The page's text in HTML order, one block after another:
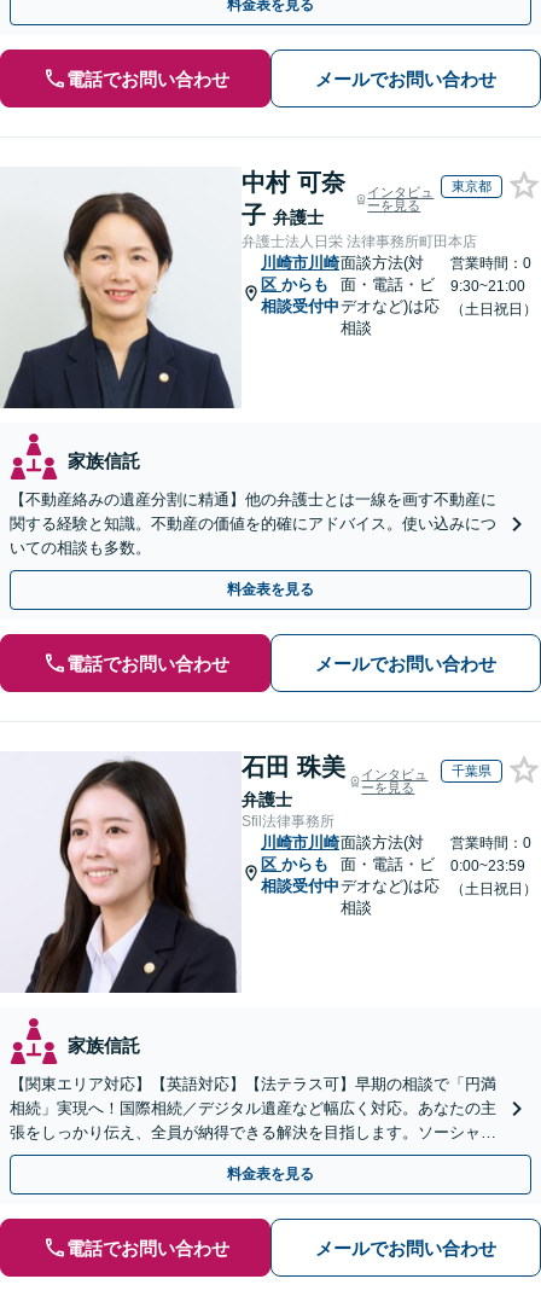
料金表を見る
電話でお問い合わせ メールでお問い合わせ
中村 可奈
子 弁護士
インタビュ
ーを見る
東京都
弁護士法人日栄 法律事務所町田本店
川崎市川崎
区 からも
相談受付中
面談方法(対
面・電話・ビ
デオなど)は応
相談
営業時間：0
9:30~21:00
（土日祝日）
家族信託
【不動産絡みの遺産分割に精通】他の弁護士とは一線を画す不動産に
関する経験と知識。不動産の価値を的確にアドバイス。使い込みにつ
いての相談も多数。
料金表を見る
電話でお問い合わせ メールでお問い合わせ
石田 珠美
弁護士
インタビュ
ーを見る
千葉県
Sfil法律事務所
川崎市川崎
区 からも
相談受付中
面談方法(対
面・電話・ビ
デオなど)は応
相談
営業時間：0
0:00~23:59
（土日祝日）
家族信託
【関東エリア対応】【英語対応】【法テラス可】早期の相談で「円満
相続」実現へ！国際相続／デジタル遺産など幅広く対応。あなたの主
張をしっかり伝え、全員が納得できる解決を目指します。ソーシャル
ワーカー兼司法書士と連携【WEB面談可｜24時間受付】
料金表を見る
電話でお問い合わせ メールでお問い合わせ